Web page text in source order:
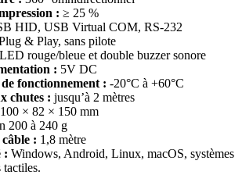
: ≥ 25 %
HID, USB Virtual COM, RS-232
& Play, sans pilote
LED rouge/bleue et double buzzer sonore
: 5V DC
fonctionnement : -20°C à +60°C
chutes : jusqu’à 2 mètres
100 × 82 × 150 mm
200 à 240 g
: 1,8 mètre
: Windows, Android, Linux, macOS, systèmes
tactiles.